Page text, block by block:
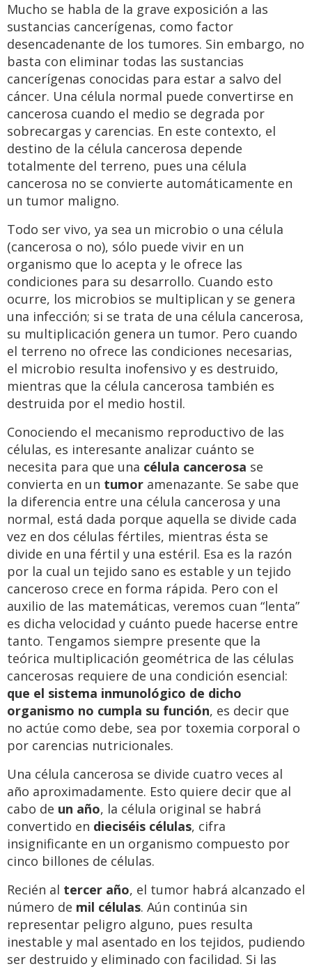
Mucho se habla de la grave exposición a las
sustancias cancerígenas, como factor
desencadenante de los tumores. Sin embargo, no
basta con eliminar todas las sustancias
cancerígenas conocidas para estar a salvo del
cáncer. Una célula normal puede convertirse en
cancerosa cuando el medio se degrada por
sobrecargas y carencias. En este contexto, el
destino de la célula cancerosa depende
totalmente del terreno, pues una célula
cancerosa no se convierte automáticamente en
un tumor maligno.
Todo ser vivo, ya sea un microbio o una célula
(cancerosa o no), sólo puede vivir en un
organismo que lo acepta y le ofrece las
condiciones para su desarrollo. Cuando esto
ocurre, los microbios se multiplican y se genera
una infección; si se trata de una célula cancerosa,
su multiplicación genera un tumor. Pero cuando
el terreno no ofrece las condiciones necesarias,
el microbio resulta inofensivo y es destruido,
mientras que la célula cancerosa también es
destruida por el medio hostil.
Conociendo el mecanismo reproductivo de las
células, es interesante analizar cuánto se
necesita para que una célula cancerosa se
convierta en un tumor amenazante. Se sabe que
la diferencia entre una célula cancerosa y una
normal, está dada porque aquella se divide cada
vez en dos células fértiles, mientras ésta se
divide en una fértil y una estéril. Esa es la razón
por la cual un tejido sano es estable y un tejido
canceroso crece en forma rápida. Pero con el
auxilio de las matemáticas, veremos cuan “lenta”
es dicha velocidad y cuánto puede hacerse entre
tanto. Tengamos siempre presente que la
teórica multiplicación geométrica de las células
cancerosas requiere de una condición esencial:
que el sistema inmunológico de dicho
organismo no cumpla su función, es decir que
no actúe como debe, sea por toxemia corporal o
por carencias nutricionales.
Una célula cancerosa se divide cuatro veces al
año aproximadamente. Esto quiere decir que al
cabo de un año, la célula original se habrá
convertido en dieciséis células, cifra
insignificante en un organismo compuesto por
cinco billones de células.
Recién al tercer año, el tumor habrá alcanzado el
número de mil células. Aún continúa sin
representar peligro alguno, pues resulta
inestable y mal asentado en los tejidos, pudiendo
ser destruido y eliminado con facilidad. Si las